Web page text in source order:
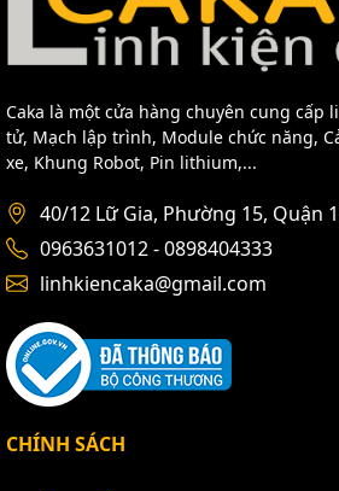
Caka là một cửa hàng chuyên cung cấp
tử, Mạch lập trình, Module chức năng,
xe, Khung Robot, Pin lithium,...
40/12 Lữ Gia, Phường 15, Quận
0963631012 - 0898404333
linhkiencaka@gmail.com
CHÍNH SÁCH